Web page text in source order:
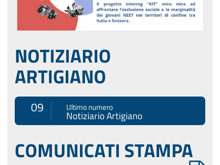
NOTIZIARIO
ARTIGIANO
09 Ultimo numero
Notiziario Artigiano
COMUNICATI STAMPA